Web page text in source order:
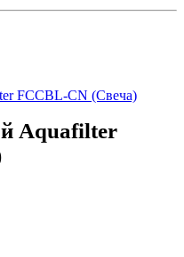
FCCBL-CN (Свеча)
Aquafilter